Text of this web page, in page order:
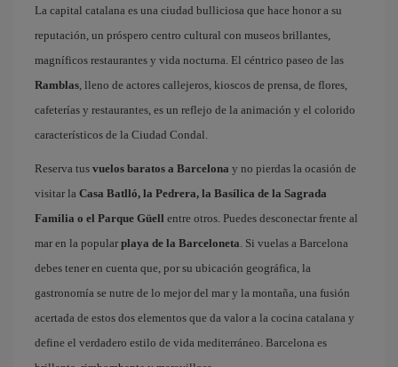
La capital catalana es una ciudad bulliciosa que hace honor a su
reputación, un próspero centro cultural con museos brillantes,
magníficos restaurantes y vida nocturna. El céntrico paseo de las
Ramblas, lleno de actores callejeros, kioscos de prensa, de flores,
cafeterías y restaurantes, es un reflejo de la animación y el colorido
característicos de la Ciudad Condal.
Reserva tus vuelos baratos a Barcelona y no pierdas la ocasión de
visitar la Casa Batlló, la Pedrera, la Basílica de la Sagrada
Familia o el Parque Güell entre otros. Puedes desconectar frente al
mar en la popular playa de la Barceloneta. Si vuelas a Barcelona
debes tener en cuenta que, por su ubicación geográfica, la
gastronomía se nutre de lo mejor del mar y la montaña, una fusión
acertada de estos dos elementos que da valor a la cocina catalana y
define el verdadero estilo de vida mediterráneo. Barcelona es